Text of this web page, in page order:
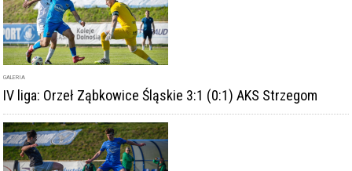
GALERIA
IV liga: Orzeł Ząbkowice Śląskie 3:1 (0:1) AKS Strzegom